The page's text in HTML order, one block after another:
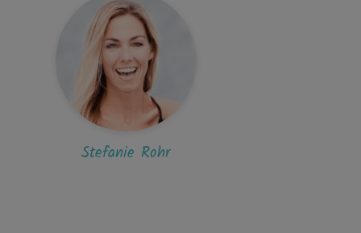
Stefanie Rohr